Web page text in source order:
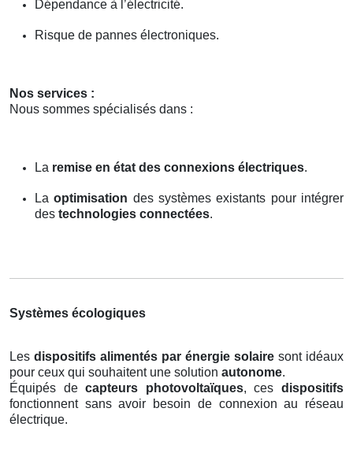
Dépendance à l’électricité.
Risque de pannes électroniques.
Nos services :
Nous sommes spécialisés dans :
La remise en état des connexions électriques.
Laoptimisation des systèmes existants pour intégrer
des technologies connectées.
Systèmes écologiques
Les dispositifs alimentés par énergie solaire sont idéaux
pour ceux qui souhaitent une solution autonome.
Équipés decapteurs photovoltaïques, cesdispositifs
fonctionnent sans avoir besoin de connexion au réseau
électrique.